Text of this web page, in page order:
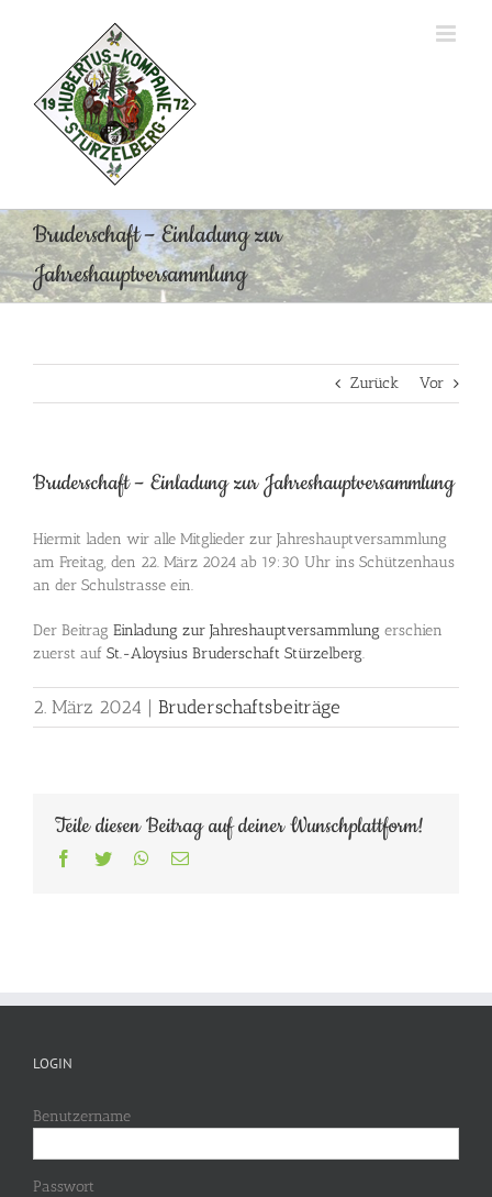
Bruderschaft – Einladung zur
Jahreshauptversammlung
Zurück Vor
Bruderschaft – Einladung zur Jahreshauptversammlung
Hiermit laden wir alle Mitglieder zur Jahreshauptversammlung
am Freitag, den 22. März 2024 ab 19:30 Uhr ins Schützenhaus
an der Schulstrasse ein.
Der Beitrag Einladung zur Jahreshauptversammlung erschien
zuerst auf St.-Aloysius Bruderschaft Stürzelberg.
2. März 2024 | Bruderschaftsbeiträge
Teile diesen Beitrag auf deiner Wunschplattform!
Facebook
Twitter WhatsApp
E-
LOGIN
Benutzername
Passwort